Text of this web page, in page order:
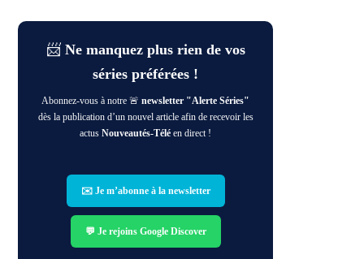
📨 Ne manquez plus rien de vos
séries préférées !
Abonnez-vous à notre 🚨newsletter "Alerte Séries"
dès la publication d’un nouvel article afin de recevoir les
actusNouveautés-Télé en direct !
✉️ Je m’abonne à la newsletter
💬 Je rejoins Google Discover